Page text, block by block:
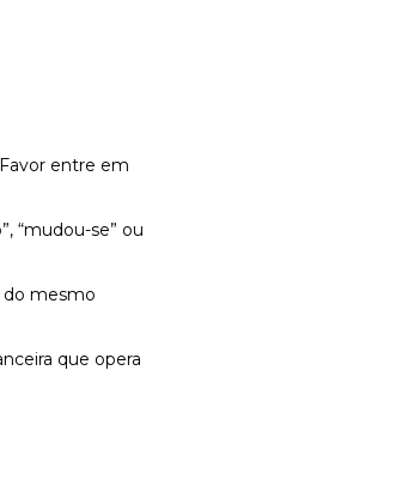
entre em
“mudou-se” ou
do mesmo
que opera